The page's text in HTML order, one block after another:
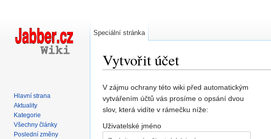
Vytvořit účet
V zájmu ochrany této wiki před automatickým
vytvářením účtů vás prosíme o opsání dvou
slov, která vidíte v rámečku níže:
Uživatelské jméno
Speciální stránka
Hlavní strana
Aktuality
Kategorie
Všechny články
Poslední změny